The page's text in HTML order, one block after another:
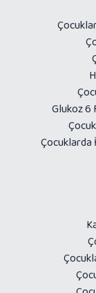
Glukoz 6
Çocuklarda